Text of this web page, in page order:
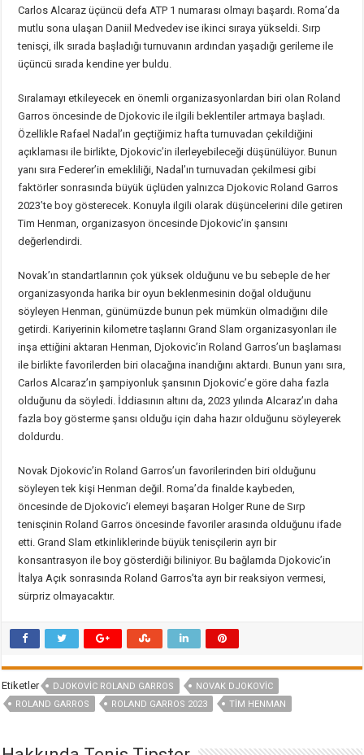
Carlos Alcaraz üçüncü defa ATP 1 numarası olmayı başardı. Roma’da
mutlu sona ulaşan Daniil Medvedev ise ikinci sıraya yükseldi. Sırp
tenisçi, ilk sırada başladığı turnuvanın ardından yaşadığı gerileme ile
üçüncü sırada kendine yer buldu.
Sıralamayı etkileyecek en önemli organizasyonlardan biri olan Roland
Garros öncesinde de Djokovic ile ilgili beklentiler artmaya başladı.
Özellikle Rafael Nadal’ın geçtiğimiz hafta turnuvadan çekildiğini
açıklaması ile birlikte, Djokovic’in ilerleyebileceği düşünülüyor. Bunun
yanı sıra Federer’in emekliliği, Nadal’ın turnuvadan çekilmesi gibi
faktörler sonrasında büyük üçlüden yalnızca Djokovic Roland Garros
2023’te boy gösterecek. Konuyla ilgili olarak düşüncelerini dile getiren
Tim Henman, organizasyon öncesinde Djokovic’in şansını
değerlendirdi.
Novak’ın standartlarının çok yüksek olduğunu ve bu sebeple de her
organizasyonda harika bir oyun beklenmesinin doğal olduğunu
söyleyen Henman, günümüzde bunun pek mümkün olmadığını dile
getirdi. Kariyerinin kilometre taşlarını Grand Slam organizasyonları ile
inşa ettiğini aktaran Henman, Djokovic’in Roland Garros’un başlaması
ile birlikte favorilerden biri olacağına inandığını aktardı. Bunun yanı sıra,
Carlos Alcaraz’ın şampiyonluk şansının Djokovic’e göre daha fazla
olduğunu da söyledi. İddiasının altını da, 2023 yılında Alcaraz’ın daha
fazla boy gösterme şansı olduğu için daha hazır olduğunu söyleyerek
doldurdu.
Novak Djokovic’in Roland Garros’un favorilerinden biri olduğunu
söyleyen tek kişi Henman değil. Roma’da finalde kaybeden,
öncesinde de Djokovic’i elemeyi başaran Holger Rune de Sırp
tenisçinin Roland Garros öncesinde favoriler arasında olduğunu ifade
etti. Grand Slam etkinliklerinde büyük tenisçilerin ayrı bir
konsantrasyon ile boy gösterdiği biliniyor. Bu bağlamda Djokovic’in
İtalya Açık sonrasında Roland Garros’ta ayrı bir reaksiyon vermesi,
sürpriz olmayacaktır.
Etiketler DJOKOVIC ROLAND GARROS
NOVAK DJOKOVIC
ROLAND GARROS
ROLAND GARROS 2023 TIM HENMAN